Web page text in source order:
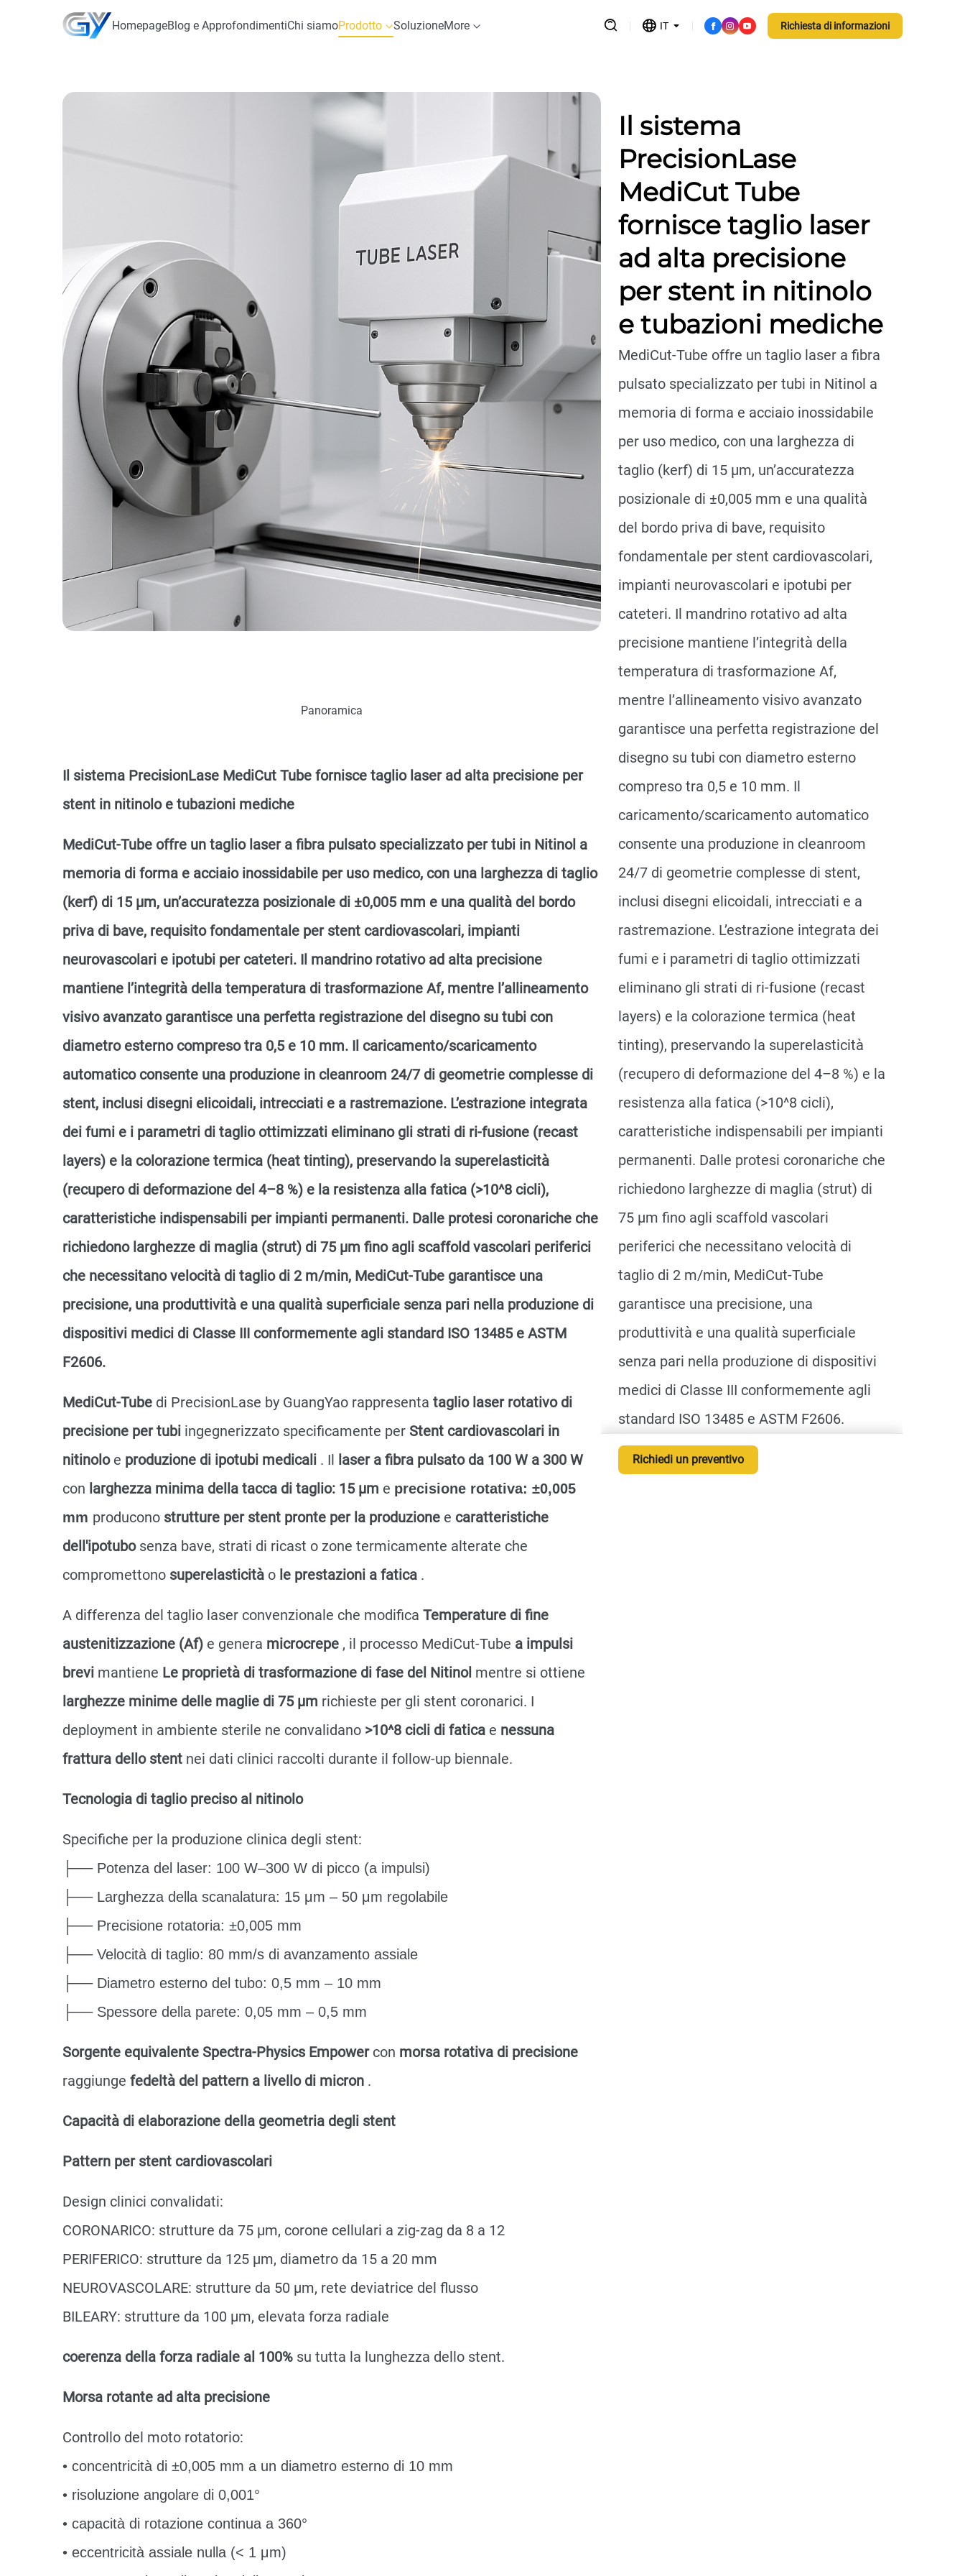
HomepageBlog e ApprofondimentiChi siamoProdotto SoluzioneMore IT Richiesta di informazioni
Panoramica
Il sistema PrecisionLase MediCut Tube fornisce taglio laser ad alta precisione per
stent in nitinolo e tubazioni mediche
MediCut-Tube offre un taglio laser a fibra pulsato specializzato per tubi in Nitinol a
memoria di forma e acciaio inossidabile per uso medico, con una larghezza di taglio
(kerf) di 15 μm, un’accuratezza posizionale di ±0,005 mm e una qualità del bordo
priva di bave, requisito fondamentale per stent cardiovascolari, impianti
neurovascolari e ipotubi per cateteri. Il mandrino rotativo ad alta precisione
mantiene l’integrità della temperatura di trasformazione Af, mentre l’allineamento
visivo avanzato garantisce una perfetta registrazione del disegno su tubi con
diametro esterno compreso tra 0,5 e 10 mm. Il caricamento/scaricamento
automatico consente una produzione in cleanroom 24/7 di geometrie complesse di
stent, inclusi disegni elicoidali, intrecciati e a rastremazione. L’estrazione integrata
dei fumi e i parametri di taglio ottimizzati eliminano gli strati di ri-fusione (recast
layers) e la colorazione termica (heat tinting), preservando la superelasticità
(recupero di deformazione del 4–8 %) e la resistenza alla fatica (>10^8 cicli),
caratteristiche indispensabili per impianti permanenti. Dalle protesi coronariche che
richiedono larghezze di maglia (strut) di 75 μm fino agli scaffold vascolari periferici
che necessitano velocità di taglio di 2 m/min, MediCut-Tube garantisce una
precisione, una produttività e una qualità superficiale senza pari nella produzione di
dispositivi medici di Classe III conformemente agli standard ISO 13485 e ASTM
F2606.
MediCut-Tube di PrecisionLase by GuangYao rappresenta taglio laser rotativo di
precisione per tubi ingegnerizzato specificamente per Stent cardiovascolari in
nitinolo e produzione di ipotubi medicali . Il laser a fibra pulsato da 100 W a 300 W
con larghezza minima della tacca di taglio: 15 μm e precisione rotativa: ±0,005
mm producono strutture per stent pronte per la produzione e caratteristiche
dell'ipotubo senza bave, strati di ricast o zone termicamente alterate che
compromettono superelasticità o le prestazioni a fatica .
A differenza del taglio laser convenzionale che modifica Temperature di fine
austenitizzazione (Af) e genera microcrepe , il processo MediCut-Tube a impulsi
brevi mantiene Le proprietà di trasformazione di fase del Nitinol mentre si ottiene
larghezze minime delle maglie di 75 μm richieste per gli stent coronarici. I
deployment in ambiente sterile ne convalidano >10^8 cicli di fatica e nessuna
frattura dello stent nei dati clinici raccolti durante il follow-up biennale.
Tecnologia di taglio preciso al nitinolo
Specifiche per la produzione clinica degli stent:
├── Potenza del laser: 100 W–300 W di picco (a impulsi)
├── Larghezza della scanalatura: 15 μm – 50 μm regolabile
├── Precisione rotatoria: ±0,005 mm
├── Velocità di taglio: 80 mm/s di avanzamento assiale
├── Diametro esterno del tubo: 0,5 mm – 10 mm
├── Spessore della parete: 0,05 mm – 0,5 mm
Sorgente equivalente Spectra-Physics Empower con morsa rotativa di precisione
raggiunge fedeltà del pattern a livello di micron .
Capacità di elaborazione della geometria degli stent
Pattern per stent cardiovascolari
Design clinici convalidati:
CORONARICO: strutture da 75 μm, corone cellulari a zig-zag da 8 a 12
PERIFERICO: strutture da 125 μm, diametro da 15 a 20 mm
NEUROVASCOLARE: strutture da 50 μm, rete deviatrice del flusso
BILEARY: strutture da 100 μm, elevata forza radiale
coerenza della forza radiale al 100% su tutta la lunghezza dello stent.
Morsa rotante ad alta precisione
Controllo del moto rotatorio:
• concentricità di ±0,005 mm a un diametro esterno di 10 mm
• risoluzione angolare di 0,001°
• capacità di rotazione continua a 360°
• eccentricità assiale nulla (< 1 μm)
Il sistema
PrecisionLase
MediCut Tube
fornisce taglio laser
ad alta precisione
per stent in nitinolo
e tubazioni mediche
MediCut-Tube offre un taglio laser a fibra
pulsato specializzato per tubi in Nitinol a
memoria di forma e acciaio inossidabile
per uso medico, con una larghezza di
taglio (kerf) di 15 μm, un’accuratezza
posizionale di ±0,005 mm e una qualità
del bordo priva di bave, requisito
fondamentale per stent cardiovascolari,
impianti neurovascolari e ipotubi per
cateteri. Il mandrino rotativo ad alta
precisione mantiene l’integrità della
temperatura di trasformazione Af,
mentre l’allineamento visivo avanzato
garantisce una perfetta registrazione del
disegno su tubi con diametro esterno
compreso tra 0,5 e 10 mm. Il
caricamento/scaricamento automatico
consente una produzione in cleanroom
24/7 di geometrie complesse di stent,
inclusi disegni elicoidali, intrecciati e a
rastremazione. L’estrazione integrata dei
fumi e i parametri di taglio ottimizzati
eliminano gli strati di ri-fusione (recast
layers) e la colorazione termica (heat
tinting), preservando la superelasticità
(recupero di deformazione del 4–8 %) e la
resistenza alla fatica (>10^8 cicli),
caratteristiche indispensabili per impianti
permanenti. Dalle protesi coronariche che
richiedono larghezze di maglia (strut) di
75 μm fino agli scaffold vascolari
periferici che necessitano velocità di
taglio di 2 m/min, MediCut-Tube
garantisce una precisione, una
produttività e una qualità superficiale
senza pari nella produzione di dispositivi
medici di Classe III conformemente agli
standard ISO 13485 e ASTM F2606.
Richiedi un preventivo